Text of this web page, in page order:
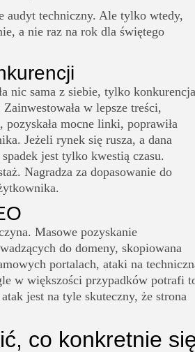
audyt techniczny. Ale tylko wtedy,
a nie raz na rok dla świętego
nic sama z siebie, tylko konkurencja
w lepsze treści,
pozyskała mocne linki, poprawiła
Jeżeli rynek się rusza, a dana
jest tylko kwestią czasu.
Nagradza za dopasowanie do
Masowe pozyskanie
do domeny, skopiowana
portalach, ataki na
w większości przypadków potrafi
jest na tyle skuteczny, że strona
co konkretnie